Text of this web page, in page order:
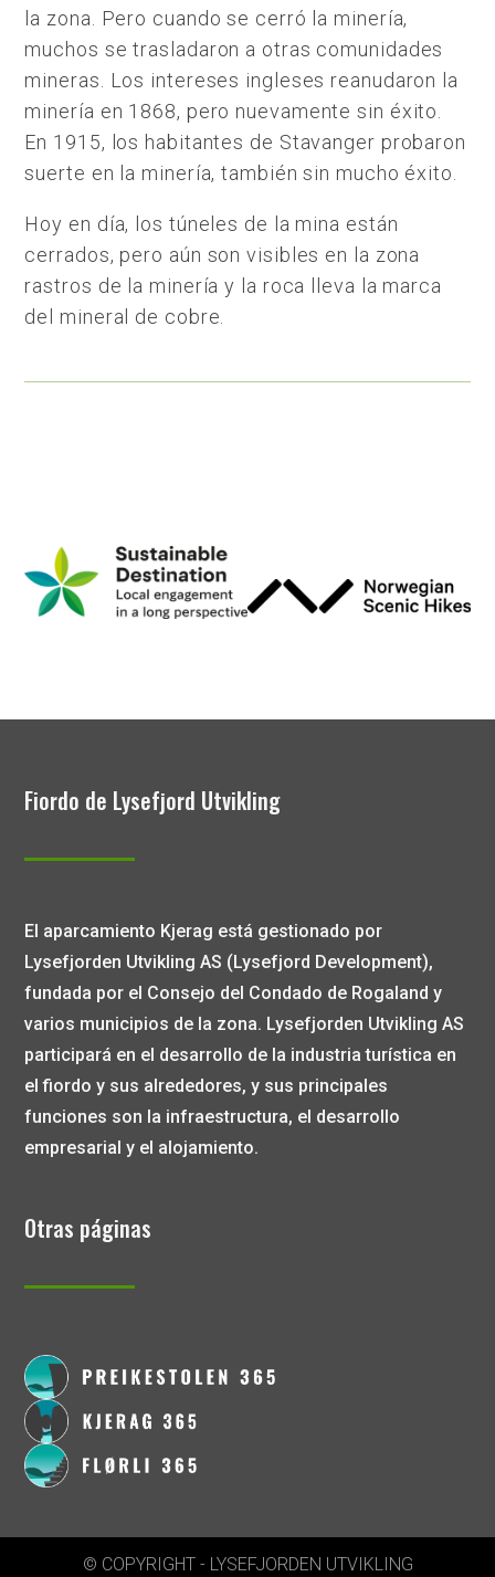
la zona. Pero cuando se cerró la minería,
muchos se trasladaron a otras comunidades
mineras. Los intereses ingleses reanudaron la
minería en 1868, pero nuevamente sin éxito.
En 1915, los habitantes de Stavanger probaron
suerte en la minería, también sin mucho éxito.
Hoy en día, los túneles de la mina están
cerrados, pero aún son visibles en la zona
rastros de la minería y la roca lleva la marca
del mineral de cobre.
Fiordo de Lysefjord Utvikling
El aparcamiento Kjerag está gestionado por
Lysefjorden Utvikling AS (Lysefjord Development),
fundada por el Consejo del Condado de Rogaland y
varios municipios de la zona. Lysefjorden Utvikling AS
participará en el desarrollo de la industria turística en
el fiordo y sus alrededores, y sus principales
funciones son la infraestructura, el desarrollo
empresarial y el alojamiento.
Otras páginas
© COPYRIGHT - LYSEFJORDEN UTVIKLING